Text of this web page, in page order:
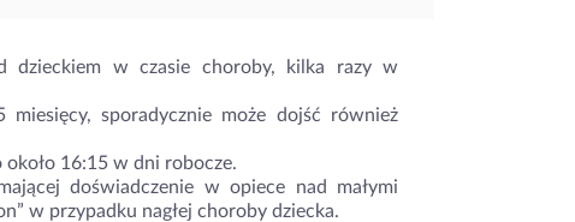
dzieckiem w czasie choroby, kilka razy w
sporadycznie może dojść również
16:15 w dni robocze.
doświadczenie w opiece nad małymi
w przypadku nagłej choroby dziecka.